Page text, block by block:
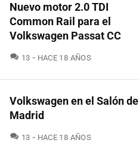
Nuevo motor 2.0 TDI
Common Rail para el
Volkswagen Passat CC
13 COMENTARIOS
HACE 18 AÑOS
Volkswagen en el Salón de
Madrid
13 COMENTARIOS
HACE 18 AÑOS